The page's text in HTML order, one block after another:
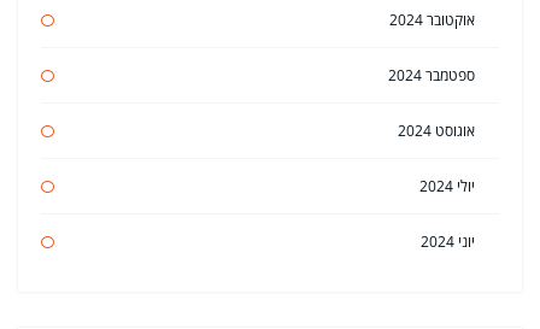
אוקטובר 2024
ספטמבר 2024
אוגוסט 2024
יולי 2024
יוני 2024